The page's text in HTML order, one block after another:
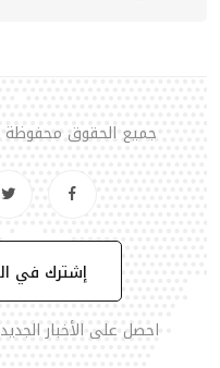
جميع الحقوق محفوظة لـ
إشترك في
احصل على الأخبار